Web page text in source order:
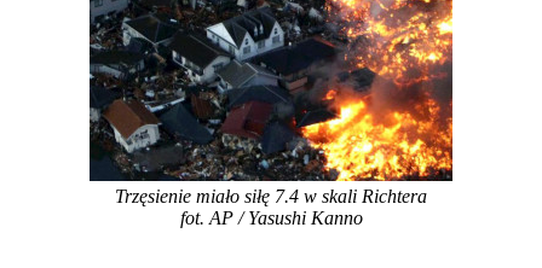
Trzęsienie miało siłę 7.4 w skali Richtera
fot. AP / Yasushi Kanno